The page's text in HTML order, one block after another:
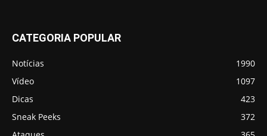
CATEGORIA POPULAR
Notícias
1990
Vídeo
1097
Dicas
423
Sneak Peeks
372